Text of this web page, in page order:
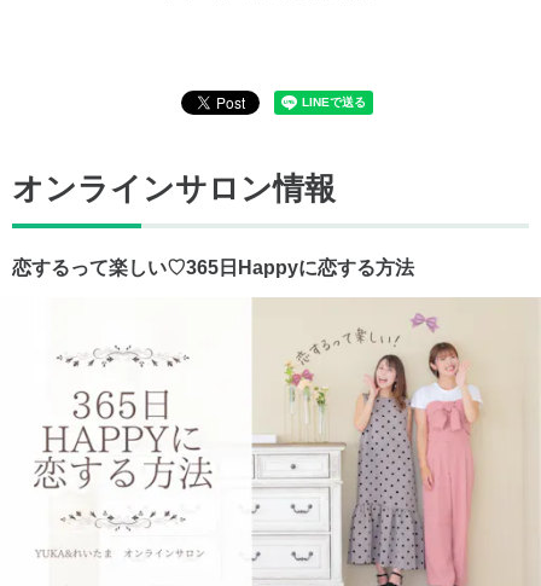
オンラインサロン情報
恋するって楽しい♡‏365日Happyに恋する方法